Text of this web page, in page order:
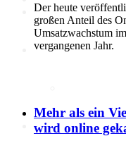
Politik
Digitales 1x1
Der heute
großen Anteil des
Umsatzwachstum
vergangenen Jahr.
Mehr als ein
wird online